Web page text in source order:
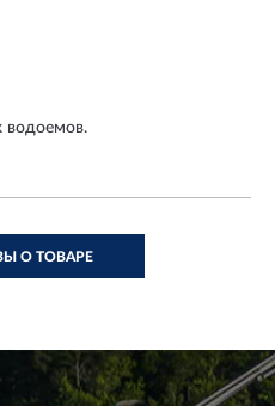
водоемов.
О ТОВАРЕ